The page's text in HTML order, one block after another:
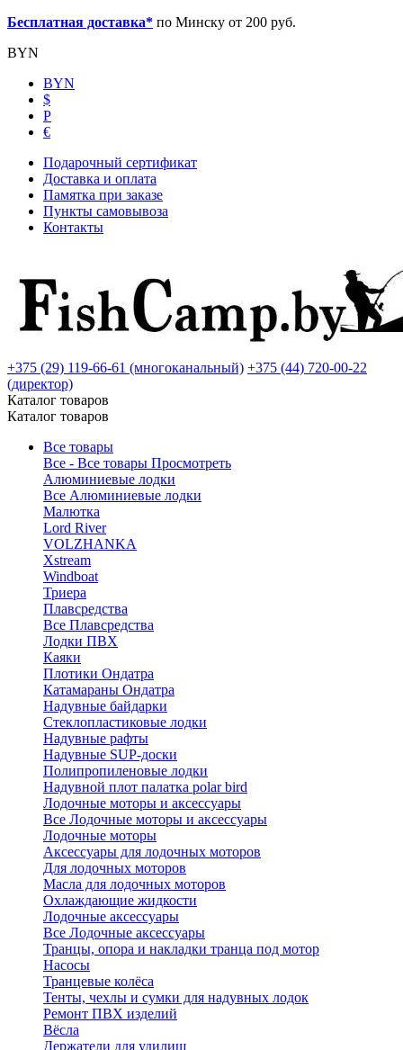
Бесплатная доставка* по Минску от 200 руб.
BYN
BYN
$
Р
€
Подарочный сертификат
Доставка и оплата
Памятка при заказе
Пункты самовывоза
Контакты
+375 (29) 119-66-61 (многоканальный) +375 (44) 720-00-22
(директор)
Каталог товаров
Каталог товаров
Все товары
Все - Все товары Просмотреть
Алюминиевые лодки
Все Алюминиевые лодки
Малютка
Lord River
VOLZHANKA
Xstream
Windboat
Триера
Плавсредства
Все Плавсредства
Лодки ПВХ
Каяки
Плотики Ондатра
Катамараны Ондатра
Надувные байдарки
Стеклопластиковые лодки
Надувные рафты
Надувные SUP-доски
Полипропиленовые лодки
Надувной плот палатка polar bird
Лодочные моторы и аксессуары
Все Лодочные моторы и аксессуары
Лодочные моторы
Аксессуары для лодочных моторов
Для лодочных моторов
Масла для лодочных моторов
Охлаждающие жидкости
Лодочные аксессуары
Все Лодочные аксессуары
Транцы, опора и накладки транца под мотор
Насосы
Транцевые колёса
Тенты, чехлы и сумки для надувных лодок
Ремонт ПВХ изделий
Вёсла
Держатели для удилищ